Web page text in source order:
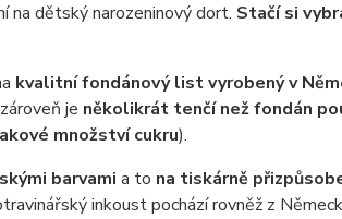
na dětský narozeninový dort. Stačí si
kvalitní fondánový list vyrobený v
je několikrát tenčí než fondán
množství cukru).
barvami a to na tiskárně
inkoust pochází rovněž z